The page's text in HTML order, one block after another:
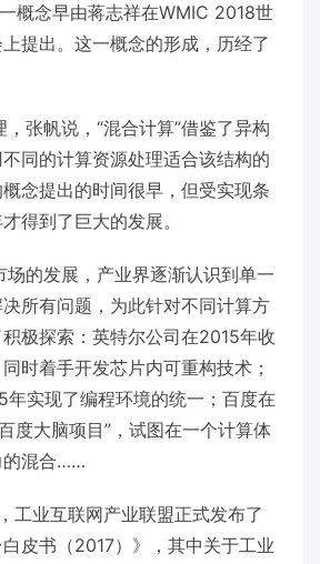
概念早由蒋志祥在WMIC 2018世
提出。这一概念的形成，历经了
张帆说，“混合计算”借鉴了异构
同的计算资源处理适合该结构的
念提出的时间很早，但受实现条
得到了巨大的发展。
的发展，产业界逐渐认识到单一
所有问题，为此针对不同计算方
极探索：英特尔公司在2015年收
时着手开发芯片内可重构技术；
年实现了编程环境的统一；百度在
度大脑项目”，试图在一个计算体
的混合……
业互联网产业联盟正式发布了
白皮书（2017）》，其中关于工业